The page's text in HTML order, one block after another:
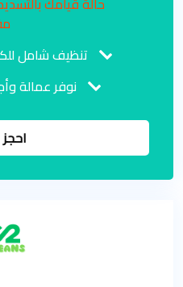
تنظيف شامل
نوفر عمالة